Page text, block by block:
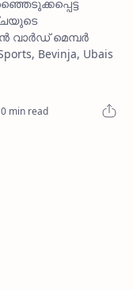
വാര്‍ഡ് മെമ്പര്‍
Bevinja, Ubais
0 min read